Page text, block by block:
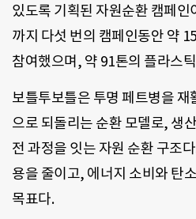
있도록 기획된 자원순환 캠페
까지 다섯 번의 캠페인동안 약
참여했으며, 약 91톤의 플라스
보틀투보틀은 투명 페트병을
으로 되돌리는 순환 모델로, 생
전 과정을 잇는 자원 순환 구조
용을 줄이고, 에너지 소비와 탄
목표다.